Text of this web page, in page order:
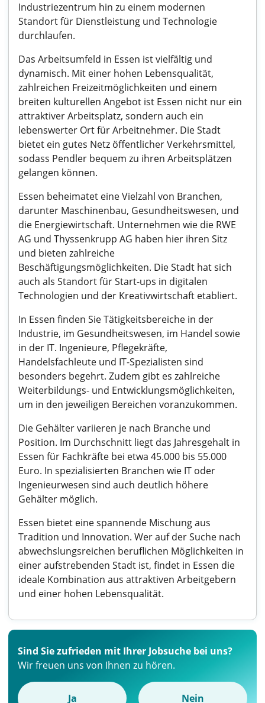
Industriezentrum hin zu einem modernen
Standort für Dienstleistung und Technologie
durchlaufen.
Das Arbeitsumfeld in Essen ist vielfältig und
dynamisch. Mit einer hohen Lebensqualität,
zahlreichen Freizeitmöglichkeiten und einem
breiten kulturellen Angebot ist Essen nicht nur ein
attraktiver Arbeitsplatz, sondern auch ein
lebenswerter Ort für Arbeitnehmer. Die Stadt
bietet ein gutes Netz öffentlicher Verkehrsmittel,
sodass Pendler bequem zu ihren Arbeitsplätzen
gelangen können.
Essen beheimatet eine Vielzahl von Branchen,
darunter Maschinenbau, Gesundheitswesen, und
die Energiewirtschaft. Unternehmen wie die RWE
AG und Thyssenkrupp AG haben hier ihren Sitz
und bieten zahlreiche
Beschäftigungsmöglichkeiten. Die Stadt hat sich
auch als Standort für Start-ups in digitalen
Technologien und der Kreativwirtschaft etabliert.
In Essen finden Sie Tätigkeitsbereiche in der
Industrie, im Gesundheitswesen, im Handel sowie
in der IT. Ingenieure, Pflegekräfte,
Handelsfachleute und IT-Spezialisten sind
besonders begehrt. Zudem gibt es zahlreiche
Weiterbildungs- und Entwicklungsmöglichkeiten,
um in den jeweiligen Bereichen voranzukommen.
Die Gehälter variieren je nach Branche und
Position. Im Durchschnitt liegt das Jahresgehalt in
Essen für Fachkräfte bei etwa 45.000 bis 55.000
Euro. In spezialisierten Branchen wie IT oder
Ingenieurwesen sind auch deutlich höhere
Gehälter möglich.
Essen bietet eine spannende Mischung aus
Tradition und Innovation. Wer auf der Suche nach
abwechslungsreichen beruflichen Möglichkeiten in
einer aufstrebenden Stadt ist, findet in Essen die
ideale Kombination aus attraktiven Arbeitgebern
und einer hohen Lebensqualität.
Sind Sie zufrieden mit Ihrer Jobsuche bei uns?
Wir freuen uns von Ihnen zu hören.
Ja Nein